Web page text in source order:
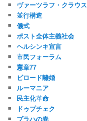
ヴァーツラフ・クラウス
並行構造
儀式
ポスト全体主義社会
ヘルシンキ宣言
市民フォーラム
憲章77
ビロード離婚
ルーマニア
民主化革命
ドゥプチェク
プラハの春